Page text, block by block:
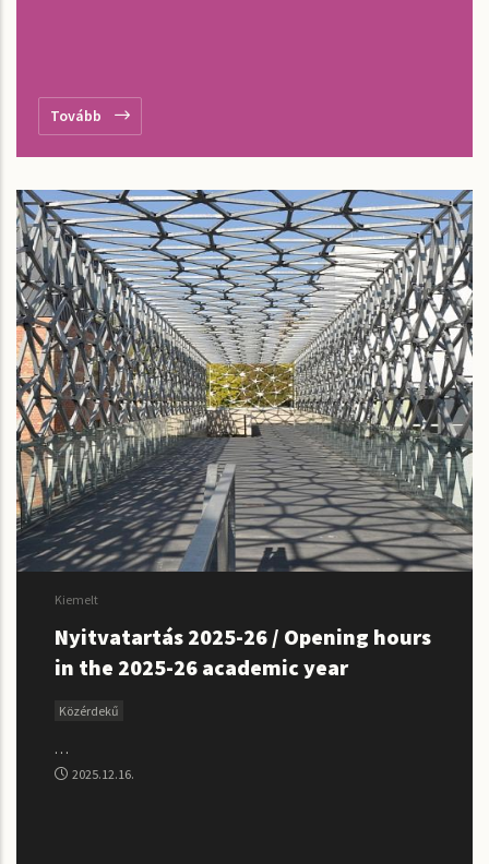
Tovább
Kiemelt
Nyitvatartás 2025-26 / Opening hours
in the 2025-26 academic year
Közérdekű
…
2025.12.16.